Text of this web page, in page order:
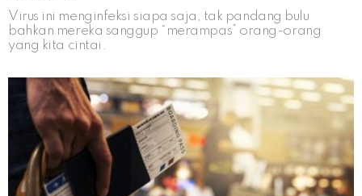
Virus ini menginfeksi siapa saja, tak pandang bulu
bahkan mereka sanggup “merampas” orang-orang
yang kita cintai.